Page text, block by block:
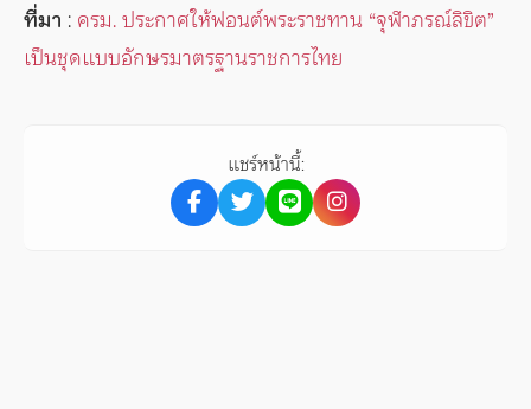
ที่มา : ครม. ประกาศให้ฟอนต์พระราชทาน “จุฬาภรณ์ลิขิต”
เป็นชุดแบบอักษรมาตรฐานราชการไทย
แชร์หน้านี้: